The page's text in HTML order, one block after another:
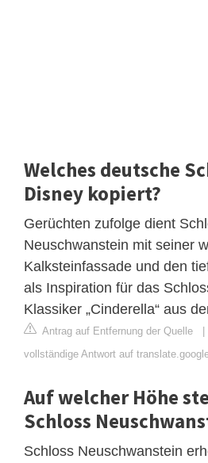
Welches deutsche
Disney kopiert?
Gerüchten zufolge dient
Neuschwanstein mit seiner
Kalksteinfassade und den
als Inspiration für das
Klassiker „Cinderella“ aus
Antrag auf Entfernung der Quelle |
vollständige Antwort auf
Auf welcher Höhe
Schloss
Schloss Neuschwanstein